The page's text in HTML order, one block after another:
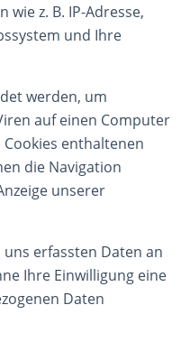
z. B. IP-Adresse,
und Ihre
werden, um
auf einen Computer
enthaltenen
die Navigation
unserer
erfassten Daten an
Ihre Einwilligung eine
Daten